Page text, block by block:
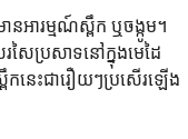
នអារម្មណ៍ស្ពឹក ឬចង្កូម។
ៃប្រសាទនៅក្នុងមេដៃ
កនេះជារឿយៗប្រសើរឡើង